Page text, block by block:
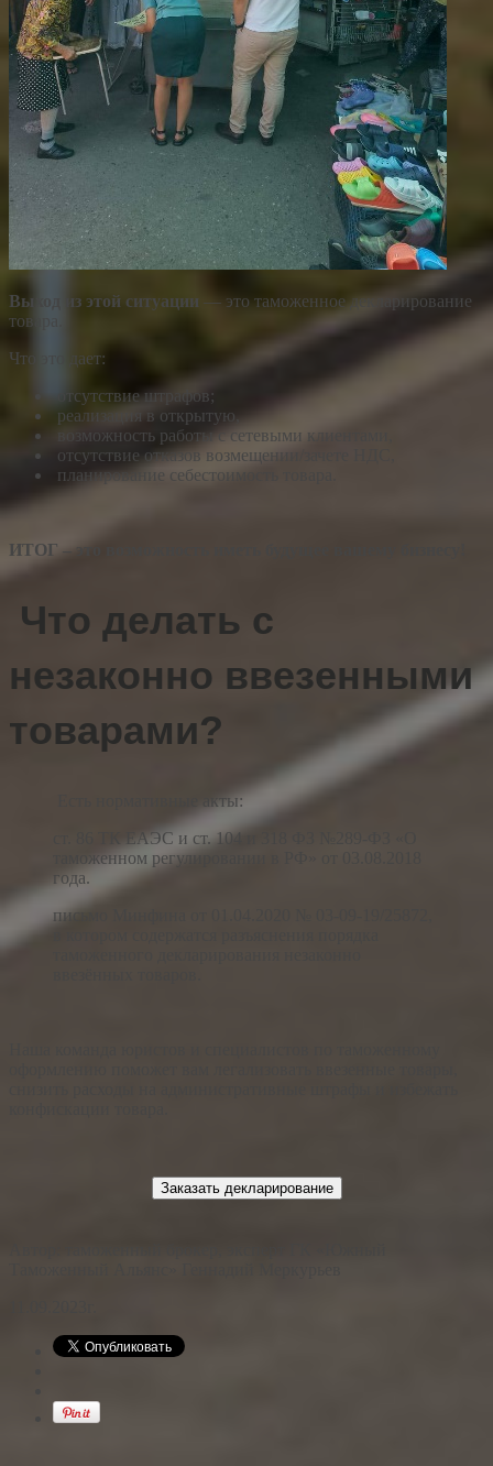
Выход из этой ситуации — это таможенное декларирование
товара.
Что это дает:
отсутствие штрафов;
реализация в открытую,
возможность работы с сетевыми клиентами,
отсутствие отказов возмещении/зачете НДС,
планирование себестоимость товара.
ИТОГ – это возможность иметь будущее вашему бизнесу!
Что делать с
незаконно ввезенными
товарами?
Есть нормативные акты:
ст. 86 ТК ЕАЭС и ст. 104 и 318 ФЗ №289-ФЗ «О
таможенном регулировании в РФ» от 03.08.2018
года.
письмо Минфина от 01.04.2020 № 03-09-19/25872,
Заказать декларирование